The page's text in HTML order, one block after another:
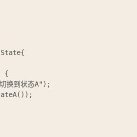
{
换到状态A");